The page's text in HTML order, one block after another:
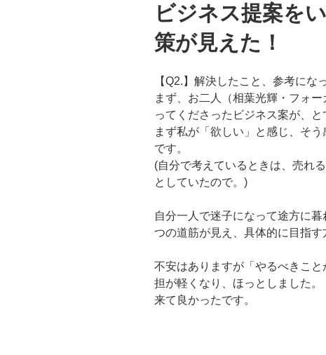
ビジネス提案を
策が見えた！
【Q2.】解決したこと、参考にな
まず、お二人（相葉光輝・フォ
ってくださったビジネス案が、
と
まず私が「欲しい」と感じ、 そう
です。
(自分で考えているときは、売れ
としていたので。)
自分一人で迷子になって途方に暮
つの道筋が見え、具体的に目指す
不安はありますが「やるべきこと
担が軽くなり、ほっとしました。
来て良かったです。